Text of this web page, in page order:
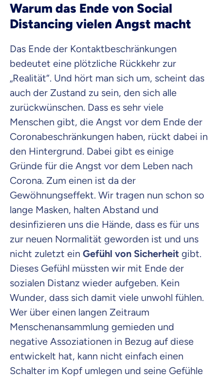
Warum das Ende von Social
Distancing vielen Angst macht
Das Ende der Kontaktbeschränkungen
bedeutet eine plötzliche Rückkehr zur
„Realität“. Und hört man sich um, scheint das
auch der Zustand zu sein, den sich alle
zurückwünschen. Dass es sehr viele
Menschen gibt, die Angst vor dem Ende der
Coronabeschränkungen haben, rückt dabei in
den Hintergrund. Dabei gibt es einige
Gründe für die Angst vor dem Leben nach
Corona. Zum einen ist da der
Gewöhnungseffekt. Wir tragen nun schon so
lange Masken, halten Abstand und
desinfizieren uns die Hände, dass es für uns
zur neuen Normalität geworden ist und uns
nicht zuletzt ein Gefühl von Sicherheit gibt.
Dieses Gefühl müssten wir mit Ende der
sozialen Distanz wieder aufgeben. Kein
Wunder, dass sich damit viele unwohl fühlen.
Wer über einen langen Zeitraum
Menschenansammlung gemieden und
negative Assoziationen in Bezug auf diese
entwickelt hat, kann nicht einfach einen
Schalter im Kopf umlegen und seine Gefühle